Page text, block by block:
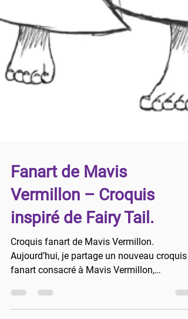
Fanart de Mavis
Vermillon – Croquis
inspiré de Fairy Tail.
Croquis fanart de Mavis Vermillon.
Aujourd’hui, je partage un nouveau croquis
fanart consacré à Mavis Vermillon,